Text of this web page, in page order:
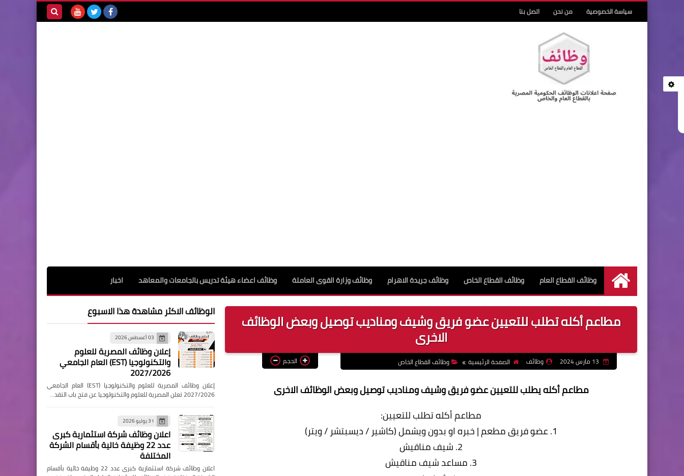
سياسة الخصوصية من نحن اتصل بنا
الرئيسية
وظائف القطاع العام وظائف القطاع الخاص وظائف جريدة الاهرام وظائف وزارة القوى العاملة وظائف اعضاء هيئة تدريس بالجامعات والمعاهد اخبار
مطاعم أكله تطلب للتعيين عضو فريق وشيف ومناديب توصيل وبعض الوظائف
الاخرى
وظائف الصفحة الرئيسية وظائف القطاع الخاص الحجم
مطاعم أكله يطلب للتعيين عضو فريق وشيف ومناديب توصيل وبعض الوظائف الاخرى
مطاعم أكله تطلب للتعيين:
1. عضو فريق مطعم | خبره او بدون ويشمل (كاشير / ديسبتشر / ويتر)
2. شيف مناقيش
3. مساعد شيف مناقيش
الوظائف الاكثر مشاهدة هذا الاسبوع
03 أغسطس 2026
إعلان وظائف المصرية للعلوم
والتكنولوجيا (EST) العام الجامعي
2027/2026
إعلان وظائف المصرية للعلوم والتكنولوجيا (EST) العام الجامعي
2027/2026 تعلن المصرية للعلوم والتكنولوجيا عن فتح باب التقد…
31 يوليو 2026
اعلان وظائف شركة استثمارية كبرى
عدد 22 وظيفة خالية بأقسام الشركة
المختلفة
اعلان وظائف شركة استثمارية كبرى عدد 22 وظيفة خالية بأقسام